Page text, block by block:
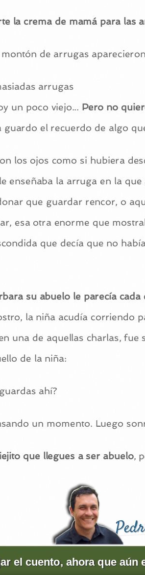
la crema de mamá para las
de arrugas
arrugas
un poco viejo... Pero no
guardo el recuerdo de algo
los ojos como si hubiera
enseñaba la arruga en la
que guardar rencor, o
esa otra enorme que
que decía que no
su abuelo le parecía cada
la niña acudía corriendo
una de aquellas charlas, fue
de la niña:
ahí?
un momento. Luego
que llegues a ser abuelo,
el cuento, ahora que aún